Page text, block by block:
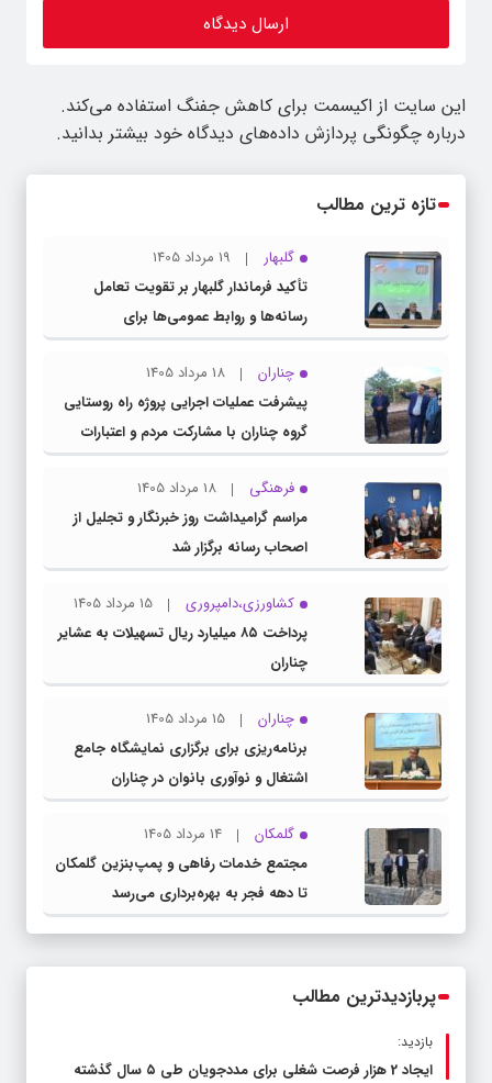
این سایت از اکیسمت برای کاهش جفنگ استفاده می‌کند.
درباره چگونگی پردازش داده‌های دیدگاه خود بیشتر بدانید.
تازه ترین مطالب
گلبهار
19 مرداد 1405
تأکید فرماندار گلبهار بر تقویت تعامل
رسانه‌ها و روابط عمومی‌ها برای
اطلاع‌رسانی شفاف
چناران
18 مرداد 1405
پیشرفت عملیات اجرایی پروژه راه روستایی
گروه چناران با مشارکت مردم و اعتبارات
دولتی
فرهنگی
18 مرداد 1405
مراسم گرامیداشت روز خبرنگار و تجلیل از
اصحاب رسانه برگزار شد
کشاورزی،دامپروری
15 مرداد 1405
پرداخت ۸۵ میلیارد ریال تسهیلات به عشایر
چناران
چناران
15 مرداد 1405
برنامه‌ریزی برای برگزاری نمایشگاه جامع
اشتغال و نوآوری بانوان در چناران
گلمکان
14 مرداد 1405
مجتمع خدمات رفاهی و پمپ‌بنزین گلمکان
تا دهه فجر به بهره‌برداری می‌رسد
پربازدیدترین مطالب
بازدید:
ایجاد 2 هزار فرصت شغلی برای مددجویان طی ۵ سال گذشته